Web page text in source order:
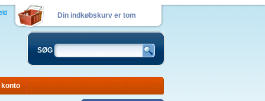
Din indkøbskurv er tom
SØG
konto